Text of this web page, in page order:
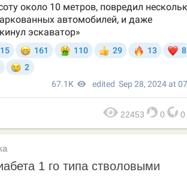
22453 0 0
1 го типа стволовыми